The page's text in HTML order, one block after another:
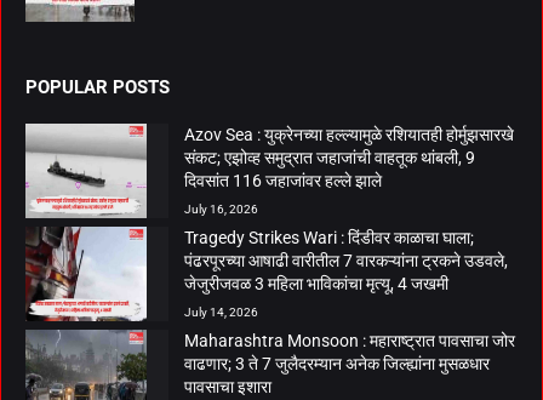
POPULAR POSTS
Azov Sea : युक्रेनच्या हल्ल्यामुळे रशियातही होर्मुझसारखे
संकट; एझोव्ह समुद्रात जहाजांची वाहतूक थांबली, 9
दिवसांत 116 जहाजांवर हल्ले झाले
July 16, 2026
Tragedy Strikes Wari : दिंडीवर काळाचा घाला;
पंढरपूरच्या आषाढी वारीतील 7 वारकऱ्यांना ट्रकने उडवले,
जेजुरीजवळ 3 महिला भाविकांचा मृत्यू, 4 जखमी
July 14, 2026
Maharashtra Monsoon : महाराष्ट्रात पावसाचा जोर
वाढणार; 3 ते 7 जुलैदरम्यान अनेक जिल्ह्यांना मुसळधार
पावसाचा इशारा